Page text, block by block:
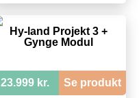
Hy-land Projekt 3 +
Gynge Modul
23.999 kr. Se produkt